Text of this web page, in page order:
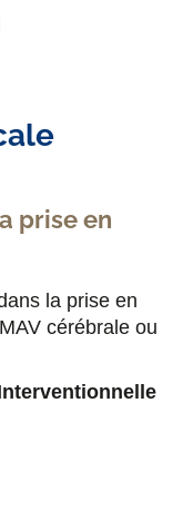
prise en
la prise en
cérébrale ou